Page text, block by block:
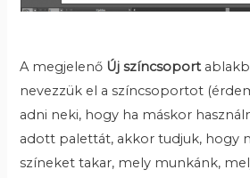
A megjelenő Új színcsoport
nevezzük el a színcsoportot
adni neki, hogy ha máskor
adott palettát, akkor tudjuk, hogy
színeket takar, mely munkánk,